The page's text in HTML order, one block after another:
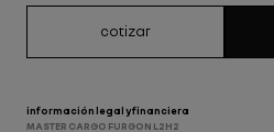
cotizar
información legal y financiera
MASTER CARGO FURGON L2H2